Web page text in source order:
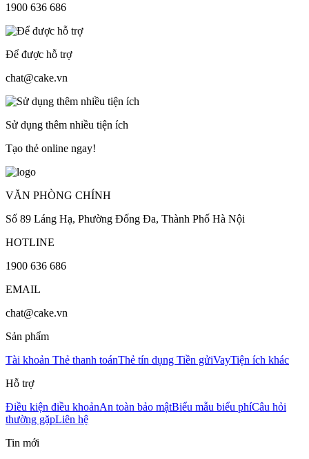
1900 636 686
Để được hỗ trợ
chat@cake.vn
Sử dụng thêm nhiều tiện ích
Tạo thẻ online ngay!
VĂN PHÒNG CHÍNH
Số 89 Láng Hạ, Phường Đống Đa, Thành Phố Hà Nội
HOTLINE
1900 636 686
EMAIL
chat@cake.vn
Sản phẩm
Tài khoản Thẻ thanh toánThẻ tín dụng Tiền gửiVayTiện ích khác
Hỗ trợ
Điều kiện điều khoảnAn toàn bảo mậtBiểu mẫu biểu phíCâu hỏi
thường gặpLiên hệ
Tin mới